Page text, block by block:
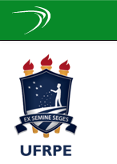
navigation